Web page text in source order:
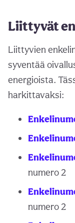
Liittyvät
Liittyvien
syventää
energioista.
harkittavaksi:
numero 2
numero 2